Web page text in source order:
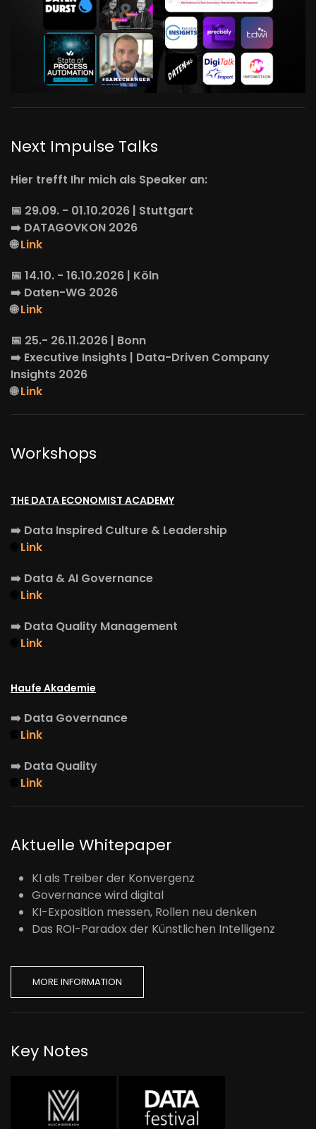
Next Impulse Talks
Hier trefft Ihr mich als Speaker an:
📅 29.09. - 01.10.2026 | Stuttgart
➡️ DATAGOVKON 2026
🌐Link
📅 14.10. - 16.10.2026 | Köln
➡️ Daten-WG 2026
🌐Link
📅 25.- 26.11.2026 | Bonn
➡️ Executive Insights | Data-Driven Company
Insights 2026
🌐Link
Workshops
THE DATA ECONOMIST ACADEMY
➡️ Data Inspired Culture & Leadership
Link
➡️ Data & AI Governance
Link
➡️ Data Quality Management
Link
Haufe Akademie
➡️ Data Governance
Link
➡️ Data Quality
Link
Aktuelle Whitepaper
KI als Treiber der Konvergenz
Governance wird digital
KI-Exposition messen, Rollen neu denken
Das ROI-Paradox der Künstlichen Intelligenz
MORE INFORMATION
Key Notes